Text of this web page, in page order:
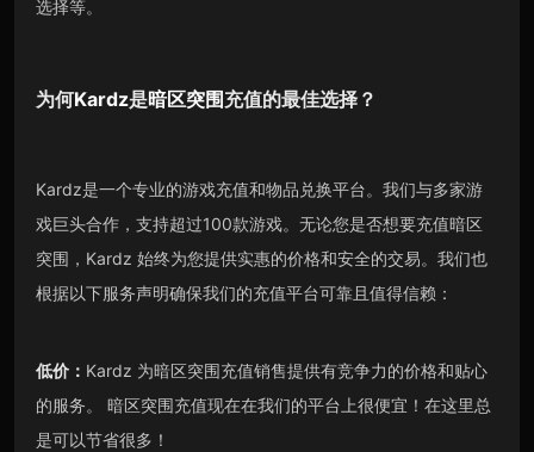
选择等。
为何Kardz是暗区突围充值的最佳选择？
Kardz是一个专业的游戏充值和物品兑换平台。我们与多家游
戏巨头合作，支持超过100款游戏。无论您是否想要充值暗区
突围，Kardz 始终为您提供实惠的价格和安全的交易。我们也
根据以下服务声明确保我们的充值平台可靠且值得信赖：
低价： Kardz 为暗区突围充值销售提供有竞争力的价格和贴心
的服务。 暗区突围充值现在在我们的平台上很便宜！在这里总
是可以节省很多！